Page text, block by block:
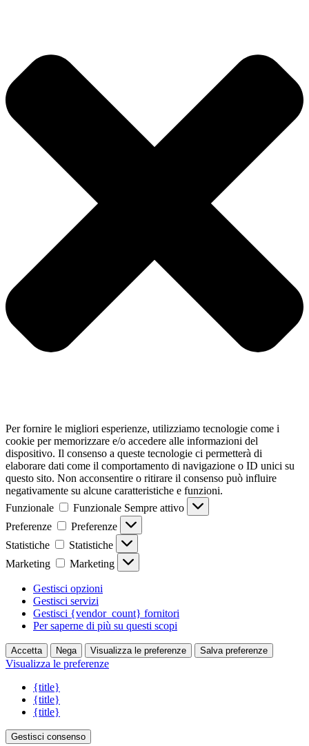
Per fornire le migliori esperienze, utilizziamo tecnologie come i
cookie per memorizzare e/o accedere alle informazioni del
dispositivo. Il consenso a queste tecnologie ci permetterà di
elaborare dati come il comportamento di navigazione o ID unici su
questo sito. Non acconsentire o ritirare il consenso può influire
negativamente su alcune caratteristiche e funzioni.
Funzionale
Funzionale Sempre attivo
Preferenze
Preferenze
Statistiche
Statistiche
Marketing
Marketing
Gestisci opzioni
Gestisci servizi
Gestisci {vendor_count} fornitori
Per saperne di più su questi scopi
Accetta Nega Visualizza le preferenze Salva preferenze
Visualizza le preferenze
{title}
{title}
{title}
Gestisci consenso